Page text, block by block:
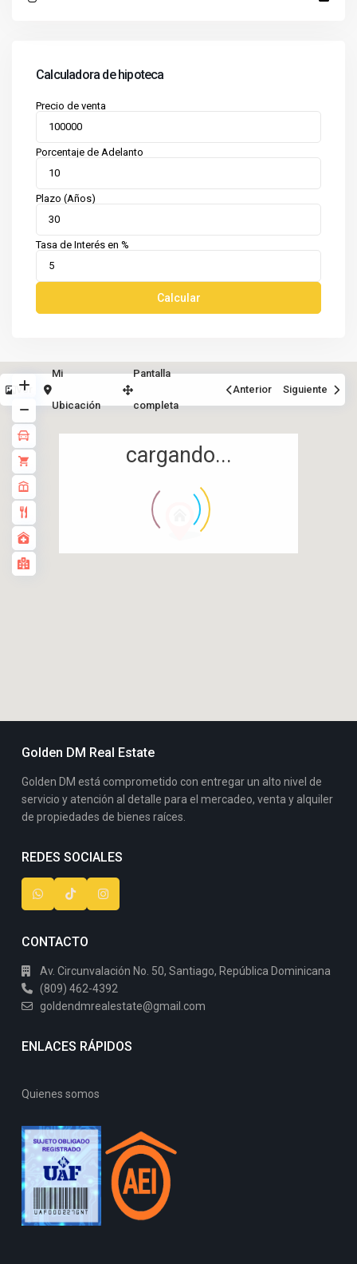
Calculadora de hipoteca
Precio de venta
Porcentaje de Adelanto
Plazo (Años)
Tasa de Interés en %
Calcular
cargando...
Ver
Mi
Ubicación
Pantalla
completa
Anterior Siguiente
Golden DM Real Estate
Golden DM está comprometido con entregar un alto nivel de
servicio y atención al detalle para el mercadeo, venta y alquiler
de propiedades de bienes raíces.
REDES SOCIALES
CONTACTO
Av. Circunvalación No. 50, Santiago, República Dominicana
(809) 462-4392
goldendmrealestate@gmail.com
ENLACES RÁPIDOS
Quienes somos